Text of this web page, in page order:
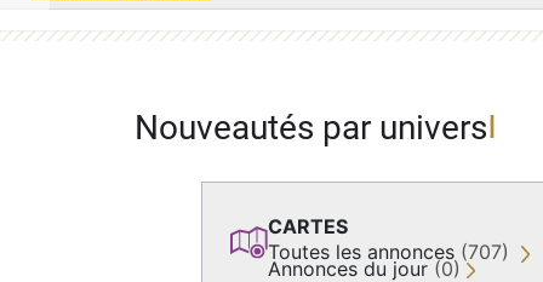
Nouveautés par univers
CARTES
Toutes les annonces (707)
Annonces du jour (0)